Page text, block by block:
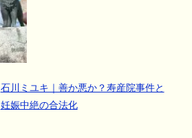
石川ミユキ｜善か悪か？寿産院事件と
妊娠中絶の合法化